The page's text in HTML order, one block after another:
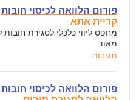
פורום הלוואה לכיסוי חובות
קריית אתא
מחפס ליווי כלכלי לסגירת
מאוד...
תגובות
פורום הלוואה לכיסוי חובות